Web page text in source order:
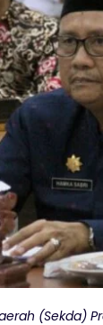
(Sekda)